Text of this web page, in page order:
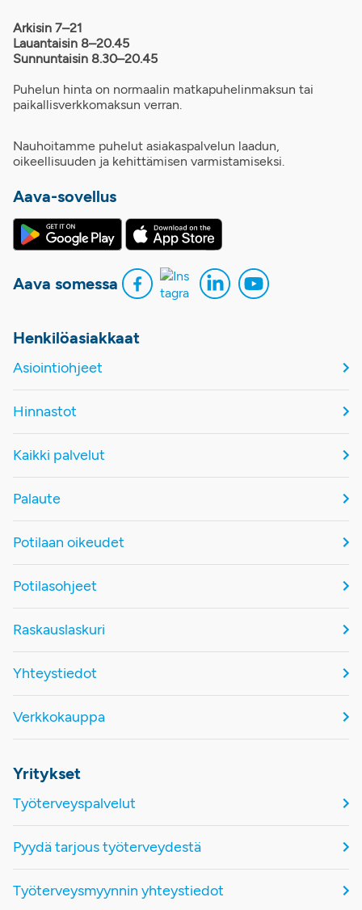
Arkisin 7–21
Lauantaisin 8–20.45
Sunnuntaisin 8.30–20.45
Puhelun hinta on normaalin matkapuhelinmaksun tai
paikallisverkkomaksun verran.
Nauhoitamme puhelut asiakaspalvelun laadun,
oikeellisuuden ja kehittämisen varmistamiseksi.
Aava-sovellus
Aava somessa
Henkilöasiakkaat
Asiointiohjeet
Hinnastot
Kaikki palvelut
Palaute
Potilaan oikeudet
Potilasohjeet
Raskauslaskuri
Yhteystiedot
Verkkokauppa
Yritykset
Työterveyspalvelut
Pyydä tarjous työterveydestä
Työterveysmyynnin yhteystiedot